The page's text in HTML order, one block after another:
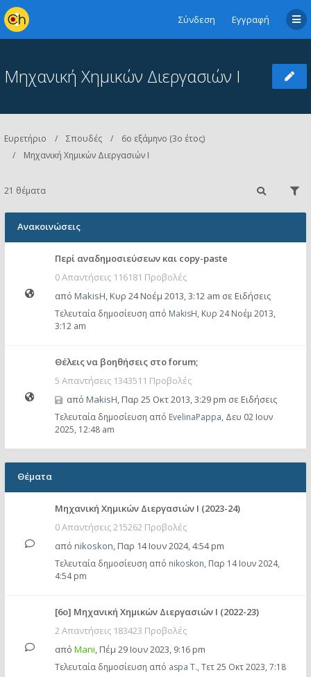
Σύνδεση Εγγραφή
Μηχανική Χημικών Διεργασιών Ι
Ευρετήριο Σπουδές
6ο εξάμηνο (3ο έτος)
Μηχανική Χημικών Διεργασιών Ι
21 θέματα
Ανακοινώσεις
Περί αναδημοσιεύσεων και copy-paste
0 Απαντήσεις 116181 Προβολές
από MakisH, Κυρ 24 Νοέμ 2013, 3:12 am σε Ειδήσεις
Τελευταία δημοσίευση από MakisH, Κυρ 24 Νοέμ 2013,
3:12 am
Θέλεις να βοηθήσεις στο forum;
5 Απαντήσεις 1343511 Προβολές
από MakisH, Παρ 25 Οκτ 2013, 3:29 pm σε Ειδήσεις
Τελευταία δημοσίευση από EvelinaPappa, Δευ 02 Ιουν
2025, 12:48 am
Θέματα
Μηχανική Χημικών Διεργασιών Ι (2023-24)
0 Απαντήσεις 215262 Προβολές
από nikoskon, Παρ 14 Ιουν 2024, 4:54 pm
Τελευταία δημοσίευση από nikoskon, Παρ 14 Ιουν 2024,
4:54 pm
[6ο] Μηχανική Χημικών Διεργασιών Ι (2022-23)
2 Απαντήσεις 183423 Προβολές
από Mani, Πέμ 29 Ιουν 2023, 9:16 pm
Τελευταία δημοσίευση από aspa T., Τετ 25 Οκτ 2023, 7:18